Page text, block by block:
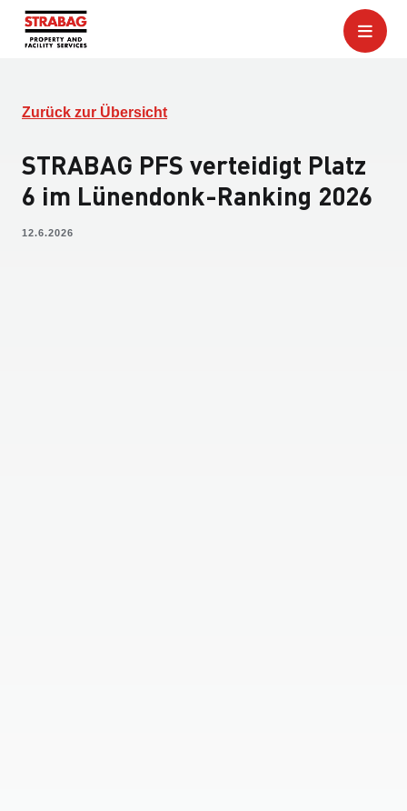
Zurück zur Übersicht
STRABAG PFS verteidigt Platz
6 im Lünendonk-Ranking 2026
12.6.2026